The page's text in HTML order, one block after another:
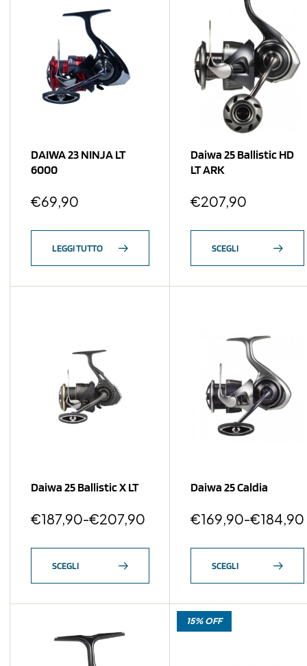
DAIWA 23 NINJA LT
6000
€69,90
LEGGI TUTTO
Daiwa 25 Ballistic HD
LT ARK
€207,90
SCEGLI
Daiwa 25 Ballistic X LT
€187,90-€207,90
SCEGLI
Daiwa 25 Caldia
€169,90-€184,90
SCEGLI
15% OFF